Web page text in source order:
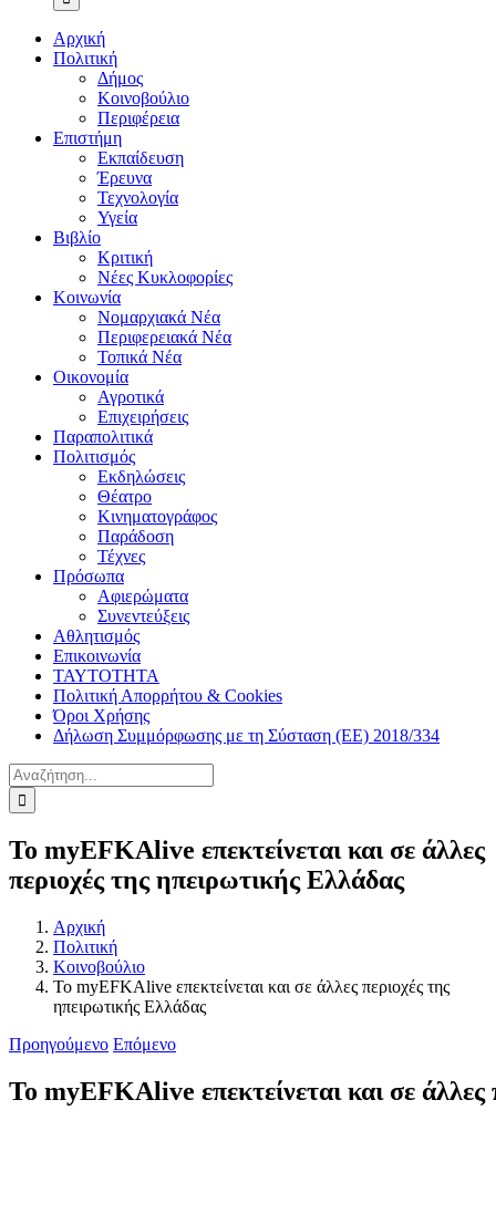
Αρχική
Πολιτική
Δήμος
Κοινοβούλιο
Περιφέρεια
Επιστήμη
Εκπαίδευση
Έρευνα
Τεχνολογία
Υγεία
Βιβλίο
Κριτική
Νέες Κυκλοφορίες
Κοινωνία
Νομαρχιακά Νέα
Περιφερειακά Νέα
Τοπικά Νέα
Οικονομία
Αγροτικά
Επιχειρήσεις
Παραπολιτικά
Πολιτισμός
Εκδηλώσεις
Θέατρο
Κινηματογράφος
Παράδοση
Τέχνες
Πρόσωπα
Αφιερώματα
Συνεντεύξεις
Αθλητισμός
Επικοινωνία
ΤΑΥΤΟΤΗΤΑ
Πολιτική Απορρήτου & Cookies
Όροι Χρήσης
Δήλωση Συμμόρφωσης με τη Σύσταση (ΕΕ) 2018/334
Αναζήτηση
για:
Το myEFKAlive επεκτείνεται και σε άλλες
περιοχές της ηπειρωτικής Ελλάδας
Αρχική
Πολιτική
Κοινοβούλιο
Το myEFKAlive επεκτείνεται και σε άλλες περιοχές της
ηπειρωτικής Ελλάδας
Προηγούμενο Επόμενο
Το myEFKAlive επεκτείνεται και σε